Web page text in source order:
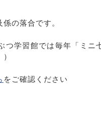
の落合です。
つ学習館では毎年「ミニ
をご確認ください